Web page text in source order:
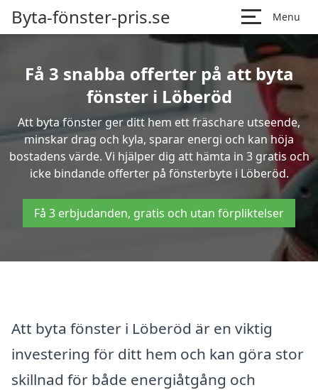
Byta-fönster-pris.se Menu
Få 3 snabba offerter på att byta
fönster i Löberöd
Att byta fönster ger ditt hem ett fräschare utseende,
minskar drag och kyla, sparar energi och kan höja
bostadens värde. Vi hjälper dig att hämta in 3 gratis och
icke bindande offerter på fönsterbyte i Löberöd.
Få 3 erbjudanden, gratis och utan förpliktelser
Att byta fönster i Löberöd är en viktig
investering för ditt hem och kan göra stor
skillnad för både energiåtgång och